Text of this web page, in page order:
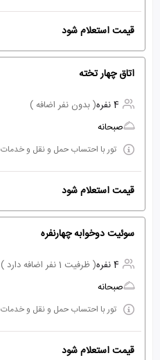
قیمت استعلام شود
اتاق چهار تخته
4 نفره
( بدون نفر اضافه )
صبحانه
تور با احتساب حمل و نقل و خدمات
قیمت استعلام شود
سوئیت دوخوابه چهارنفره
4 نفره
( ظرفیت 1 نفر اضافه دارد )
صبحانه
تور با احتساب حمل و نقل و خدمات
قیمت استعلام شود